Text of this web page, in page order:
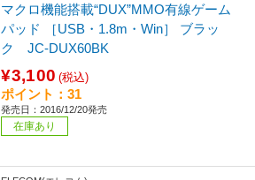
マクロ機能搭載“DUX”MMO有線ゲーム
パッド ［USB・1.8m・Win］ ブラッ
ク JC-DUX60BK
¥3,100 (税込)
ポイント：31
発売日：2016/12/20発売
在庫あり